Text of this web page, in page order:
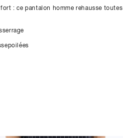
: ce pantalon homme rehausse